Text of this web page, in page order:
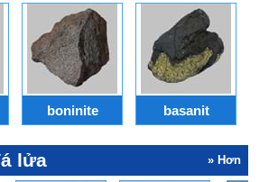
boninite basanit
lửa » Hơn